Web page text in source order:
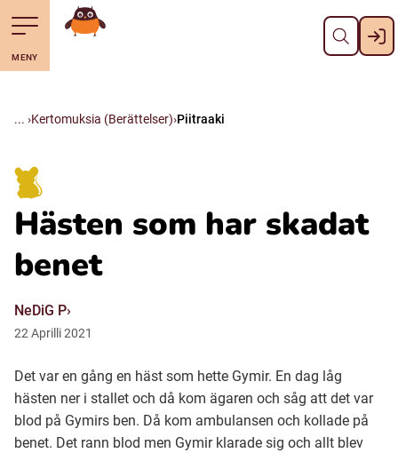
Till navigering av sidans innehåll
Till övergripande innehåll för webbplatsen Pane kiini
Suomi (Finska)
Julevsámegiella (Lulesamiska)
Åarjelsaemiengïele (Sydsamiska)
Davvisámegiella (Nordsamiska)
Bidumsámegiella (Pitesamiska)
Ubmejesámiengiälla (Umesamiska)
MENY
Mene starttisivule
Kertomuksia (Berättelser) Piitraaki
Hästen som har skadat
benet
NeDiG P
22 Aprilli2021
Det var en gång en häst som hette Gymir. En dag låg
hästen ner i stallet och då kom ägaren och såg att det var
blod på Gymirs ben. Då kom ambulansen och kollade på
benet. Det rann blod men Gymir klarade sig och allt blev